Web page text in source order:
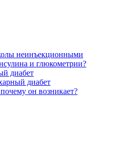
неинъекционными
и глюкометрии?
диабет
диабет
он возникает?